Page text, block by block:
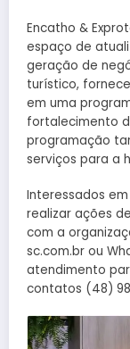
Encatho &
espaço de
geração de
turístico,
em uma
fortalecimento
programação
serviços para a
Interessados
realizar ações
com a
sc.com.br ou
atendimento
contatos (48)